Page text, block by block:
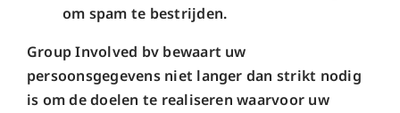
om spam te bestrijden.
Group Involved bv bewaart uw
persoonsgegevens niet langer dan strikt nodig
is om de doelen te realiseren waarvoor uw